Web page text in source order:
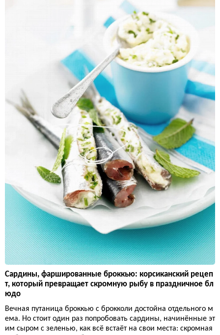
Сардины, фаршированные броккью: корсиканский рецеп
т, который превращает скромную рыбу в праздничное бл
юдо
Вечная путаница броккью с брокколи достойна отдельного м
ема. Но стоит один раз попробовать сардины, начинённые эт
им сыром с зеленью, как всё встаёт на свои места: скромная